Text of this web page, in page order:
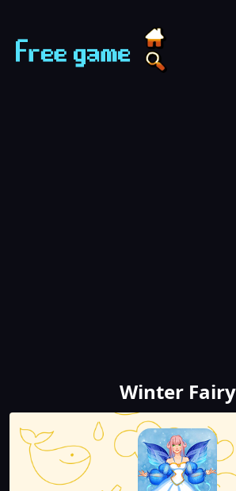
Techvui Play - Chơi game miễn phí
Tìm game
Winter Fairy